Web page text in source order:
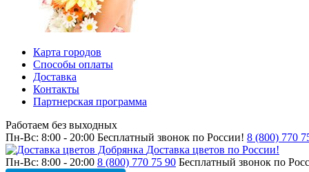
Карта городов
Способы оплаты
Доставка
Контакты
Партнерская программа
Работаем без выходных
Пн-Вс: 8:00 - 20:00 Бесплатный звонок по России! 8 (800) 770
Доставка цветов по России!
Пн-Вс: 8:00 - 20:00 8 (800) 770 75 90 Бесплатный звонок по